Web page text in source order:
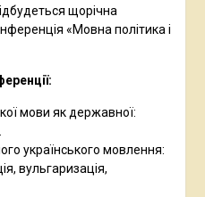
щорічна
«Мовна політика і
мови як державної:
українського мовлення:
вульгаризація,